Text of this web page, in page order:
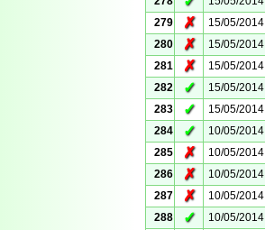
279
✗ 15/05/2014
280
✗ 15/05/2014
281
✗ 15/05/2014
282
✓ 15/05/2014
283
✓ 15/05/2014
284
✓ 10/05/2014
285
✗ 10/05/2014
286
✗ 10/05/2014
287
✗ 10/05/2014
288
✓ 10/05/2014